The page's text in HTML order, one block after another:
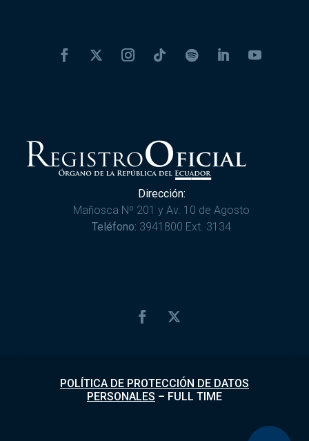
Dirección:
Mañosca Nº 201 y Av. 10 de Agosto
Teléfono: 3941800 Ext. 3134
POLÍTICA DE PROTECCIÓN DE DATOS
PERSONALES – FULL TIME